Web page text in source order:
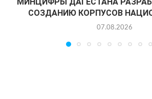
СОЗДАНИЮ КОРПУСОВ
07.08.2026